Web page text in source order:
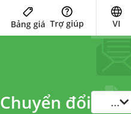
Bảng giá Trợ giúp VI
Chuyển đổi ...